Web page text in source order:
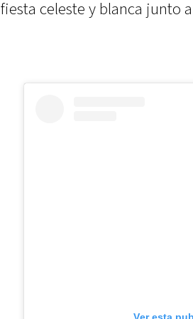
fiesta celeste y blanca junto